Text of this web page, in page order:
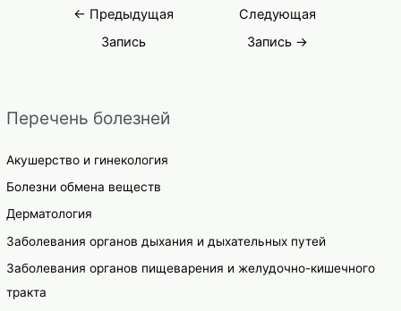
Перечень болезней
Акушерство и гинекология
Болезни обмена веществ
Дерматология
Заболевания органов дыхания и дыхательных путей
Заболевания органов пищеварения и желудочно-кишечного
тракта
Навигация
← Предыдущая
Запись
Следующая
Запись →